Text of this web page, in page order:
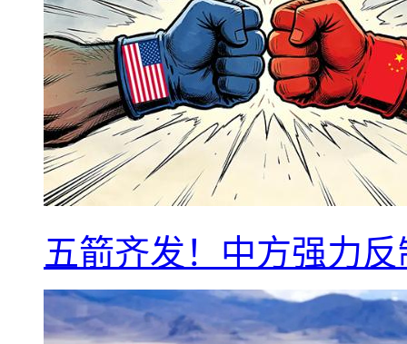
五箭齐发！中方强力